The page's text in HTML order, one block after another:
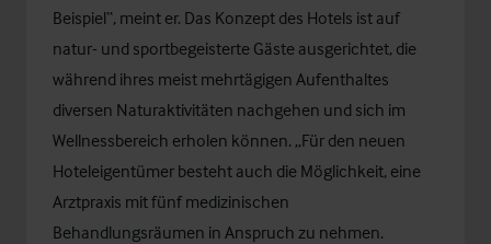
Beispiel“, meint er. Das Konzept des Hotels ist auf
natur- und sportbegeisterte Gäste ausgerichtet, die
während ihres meist mehrtägigen Aufenthaltes
diversen Naturaktivitäten nachgehen und sich im
Wellnessbereich erholen können. „Für den neuen
Hoteleigentümer besteht auch die Möglichkeit, eine
Arztpraxis mit fünf medizinischen
Behandlungsräumen in Anspruch zu nehmen.